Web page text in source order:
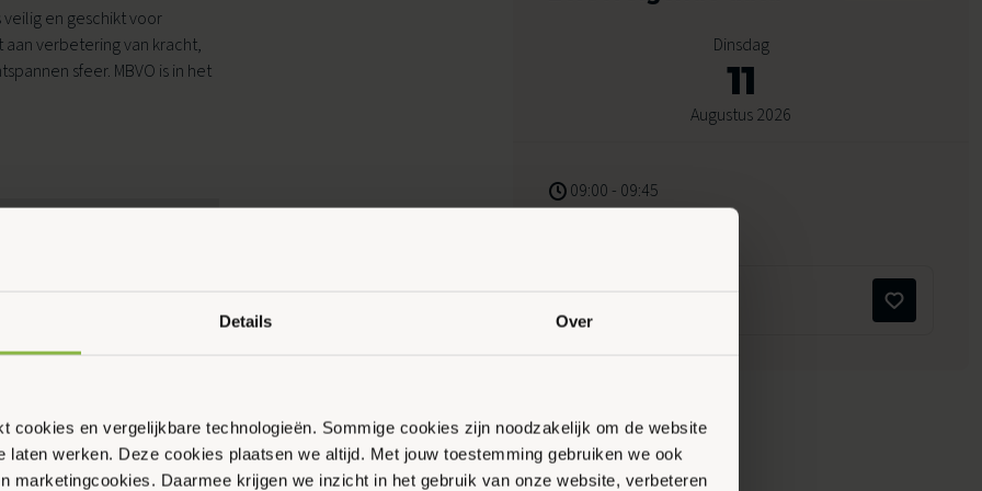
Details Over
cookies en vergelijkbare technologieën. Sommige cookies zijn noodzakelijk om de website
laten werken. Deze cookies plaatsen we altijd. Met jouw toestemming gebruiken we ook
marketingcookies. Daarmee krijgen we inzicht in het gebruik van onze website, verbeteren
en geschikt voor
verbetering van kracht,
sfeer. MBVO is in het
Dinsdag
11
Augustus 2026
09:00 - 09:45
Peppelensteeg 17, Ede